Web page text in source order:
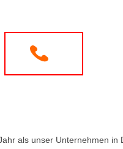
als unser Unternehmen in